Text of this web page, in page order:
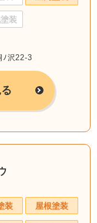
装
沢22-3
装 屋根塗装